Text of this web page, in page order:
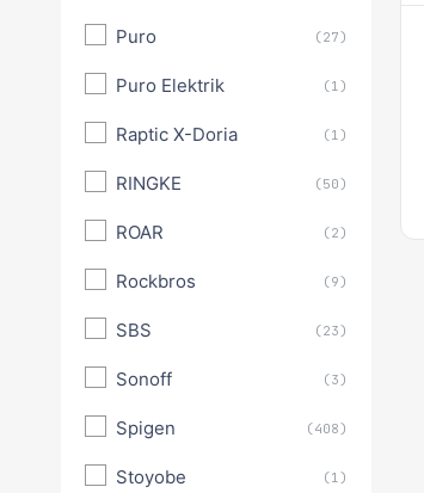
Puro (27)
Puro Elektrik (1)
Raptic X-Doria (1)
RINGKE (50)
ROAR (2)
Rockbros (9)
SBS (23)
Sonoff (3)
Spigen (408)
Stoyobe (1)